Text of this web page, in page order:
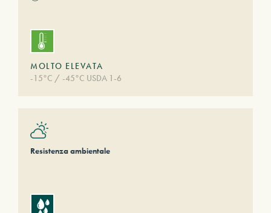
MOLTO ELEVATA
-15°C / -45°C USDA 1-6
Resistenza ambientale